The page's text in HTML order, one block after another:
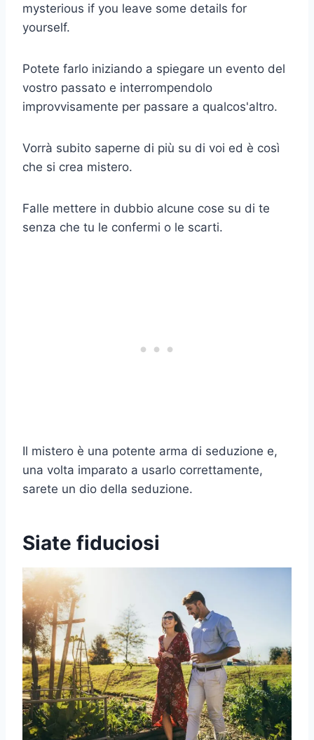
mysterious if you leave some details for
yourself.
Potete farlo iniziando a spiegare un evento del
vostro passato e interrompendolo
improvvisamente per passare a qualcos'altro.
Vorrà subito saperne di più su di voi ed è così
che si crea mistero.
Falle mettere in dubbio alcune cose su di te
senza che tu le confermi o le scarti.
Il mistero è una potente arma di seduzione e,
una volta imparato a usarlo correttamente,
sarete un dio della seduzione.
Siate fiduciosi